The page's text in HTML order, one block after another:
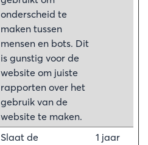
onderscheid te
maken tussen
mensen en bots. Dit
is gunstig voor de
website om juiste
rapporten over het
gebruik van de
website te maken.
Slaat de
1 jaar